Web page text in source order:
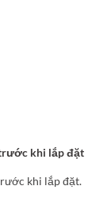
khi lắp đặt
khi lắp đặt.